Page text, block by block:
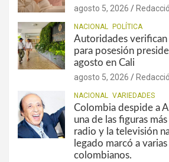
agosto 5, 2026
NACIONAL POLÍTICA
Autoridades verifican
para posesión
agosto en Cali
agosto 5, 2026
NACIONAL VARIEDADES
Colombia despide a
una de las figuras
radio y la televisión
legado marcó a
colombianos.